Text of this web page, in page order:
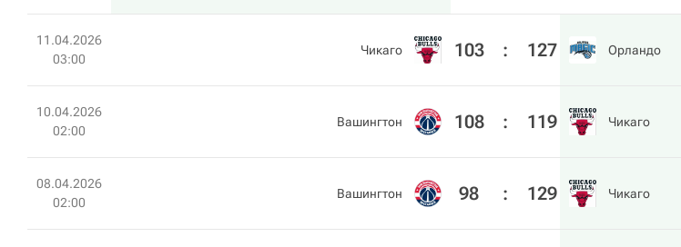
11.04.2026
03:00
Чикаго 103 : 127 Орландо
10.04.2026
02:00
Вашингтон 108 : 119 Чикаго
08.04.2026
02:00
Вашингтон 98 : 129 Чикаго